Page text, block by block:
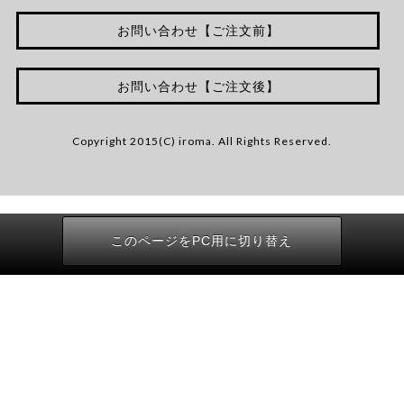
お問い合わせ【ご注文前】
お問い合わせ【ご注文後】
Copyright 2015(C) iroma. All Rights Reserved.
このページをPC用に切り替え